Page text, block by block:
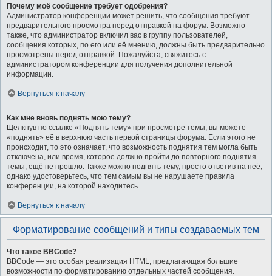
Почему моё сообщение требует одобрения?
Администратор конференции может решить, что сообщения требуют
предварительного просмотра перед отправкой на форум. Возможно
также, что администратор включил вас в группу пользователей,
сообщения которых, по его или её мнению, должны быть предварительно
просмотрены перед отправкой. Пожалуйста, свяжитесь с
администратором конференции для получения дополнительной
информации.
Вернуться к началу
Как мне вновь поднять мою тему?
Щёлкнув по ссылке «Поднять тему» при просмотре темы, вы можете
«поднять» её в верхнюю часть первой страницы форума. Если этого не
происходит, то это означает, что возможность поднятия тем могла быть
отключена, или время, которое должно пройти до повторного поднятия
темы, ещё не прошло. Также можно поднять тему, просто ответив на неё,
однако удостоверьтесь, что тем самым вы не нарушаете правила
конференции, на которой находитесь.
Вернуться к началу
Форматирование сообщений и типы создаваемых тем
Что такое BBCode?
BBCode — это особая реализация HTML, предлагающая большие
возможности по форматированию отдельных частей сообщения.